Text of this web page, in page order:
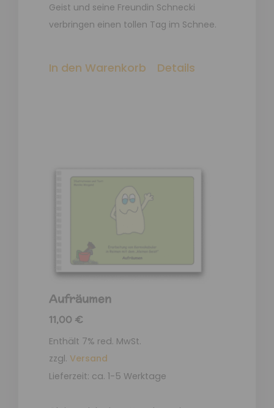
Geist und seine Freundin Schnecki
verbringen einen tollen Tag im Schnee.
In den Warenkorb Details
Aufräumen
11,00 €
Enthält 7% red. MwSt.
zzgl. Versand
Lieferzeit: ca. 1-5 Werktage